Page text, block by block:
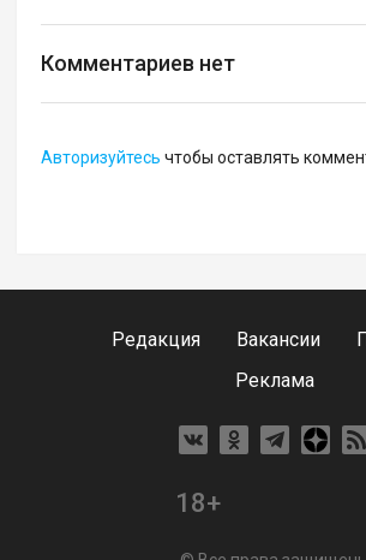
Комментариев нет
Авторизуйтесь чтобы оставлять
Редакция Вакансии
Реклама
18+